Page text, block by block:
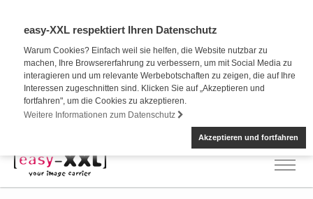
easy-XXL respektiert Ihren Datenschutz
Warum Cookies? Einfach weil sie helfen, die Website nutzbar zu
machen, Ihre Browsererfahrung zu verbessern, um mit Social Media zu
interagieren und um relevante Werbebotschaften zu zeigen, die auf Ihre
Interessen zugeschnitten sind. Klicken Sie auf „Akzeptieren und
fortfahren", um die Cookies zu akzeptieren.
Weitere Informationen zum Datenschutz
Akzeptieren und fortfahren